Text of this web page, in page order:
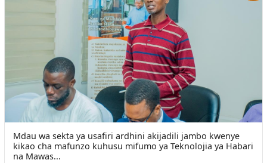
Mdau wa sekta ya usafiri ardhini akijadili jambo kwenye
kikao cha mafunzo kuhusu mifumo ya Teknolojia ya Habari
na Mawas...